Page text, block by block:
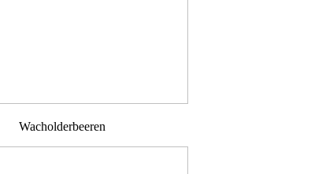
Wacholderbeeren